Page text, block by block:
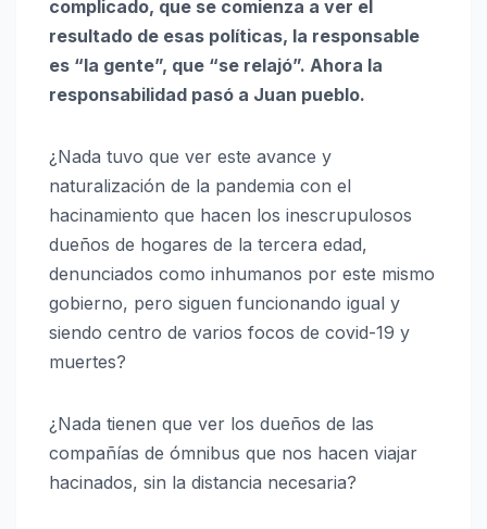
complicado, que se comienza a ver el
resultado de esas políticas, la responsable
es “la gente”, que “se relajó”. Ahora la
responsabilidad pasó a Juan pueblo.
¿Nada tuvo que ver este avance y
naturalización de la pandemia con el
hacinamiento que hacen los inescrupulosos
dueños de hogares de la tercera edad,
denunciados como inhumanos por este mismo
gobierno, pero siguen funcionando igual y
siendo centro de varios focos de covid-19 y
muertes?
¿Nada tienen que ver los dueños de las
compañías de ómnibus que nos hacen viajar
hacinados, sin la distancia necesaria?